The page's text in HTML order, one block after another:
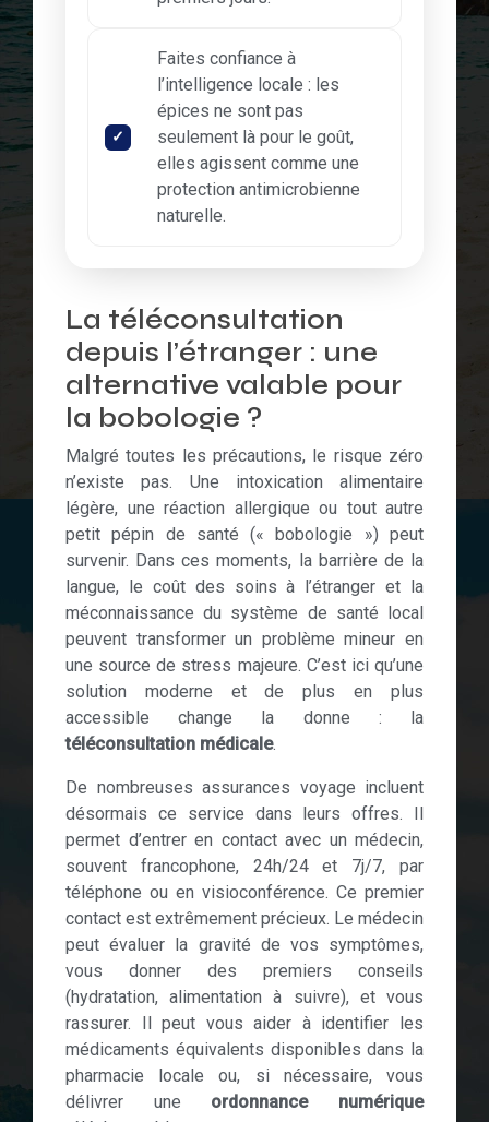
Faites confiance à
l’intelligence locale : les
épices ne sont pas
seulement là pour le goût,
elles agissent comme une
protection antimicrobienne
naturelle.
La téléconsultation
depuis l’étranger : une
alternative valable pour
la bobologie ?
Malgré toutes les précautions, le risque zéro
n’existe pas. Une intoxication alimentaire
légère, une réaction allergique ou tout autre
petit pépin de santé (« bobologie ») peut
survenir. Dans ces moments, la barrière de la
langue, le coût des soins à l’étranger et la
méconnaissance du système de santé local
peuvent transformer un problème mineur en
une source de stress majeure. C’est ici qu’une
solution moderne et de plus en plus
accessible change la donne : la
téléconsultation médicale.
De nombreuses assurances voyage incluent
désormais ce service dans leurs offres. Il
permet d’entrer en contact avec un médecin,
souvent francophone, 24h/24 et 7j/7, par
téléphone ou en visioconférence. Ce premier
contact est extrêmement précieux. Le médecin
peut évaluer la gravité de vos symptômes,
vous donner des premiers conseils
(hydratation, alimentation à suivre), et vous
rassurer. Il peut vous aider à identifier les
médicaments équivalents disponibles dans la
pharmacie locale ou, si nécessaire, vous
délivrer une ordonnance numérique